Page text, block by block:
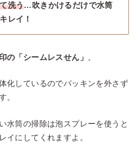
洗う…吹きかけるだけで水筒
レイ！
の「シームレスせん」 。
化しているのでパッキンを外さず
。
水筒の掃除は泡スプレーを使うと
イにしてくれますよ。